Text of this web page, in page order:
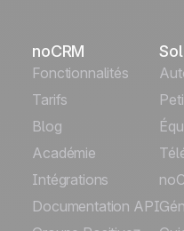
noCRM
Fonctionnalités
Tarifs
Blog
Académie
Intégrations
Documentation API